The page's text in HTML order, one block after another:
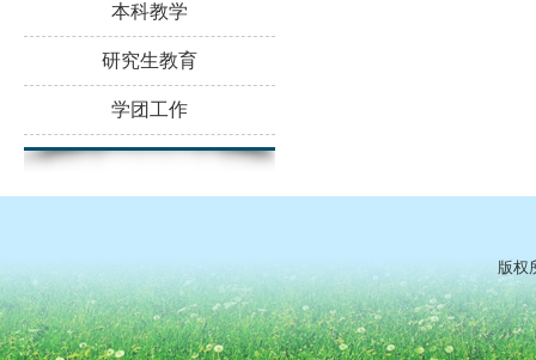
本科教学
研究生教育
学团工作
版